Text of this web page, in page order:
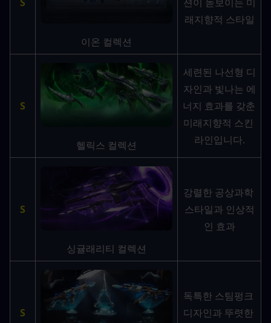
이온 컬렉션
래지향적 스타일
S
헬릭스 컬렉션
세련된 나선형 디
자인과 빛나는 에
너지 효과를 갖춘
미래지향적 스킨
라인입니다.
S
싱귤래리티 컬렉션
강렬한 공상과학
스타일과 인상적
인 효과
S
독특한 스팀펑크
디자인과 뚜렷한